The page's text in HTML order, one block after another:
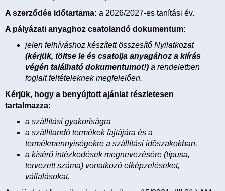
A szerződés időtartama: a 2026/2027-es tanítási év.
A pályázati anyaghoz csatolandó dokumentum:
jelen felhíváshoz készített összesítő Nyilatkozat
(kérjük, töltse le és csatolja anyagához a kiírás
végén található dokumentumot!) a rendeletben
foglalt feltételeknek megfelelően.
Kérjük, hogy a benyújtott ajánlat részletesen
tartalmazza:
a szállítási gyakoriságra
a szállítandó termékek fajtájára és a
termékmennyiségekre a szállítási időszakokban,
a kísérő intézkedések megnevezésére (típusa,
tervezett száma) vonatkozó elképzeléseket,
vállalásokat.